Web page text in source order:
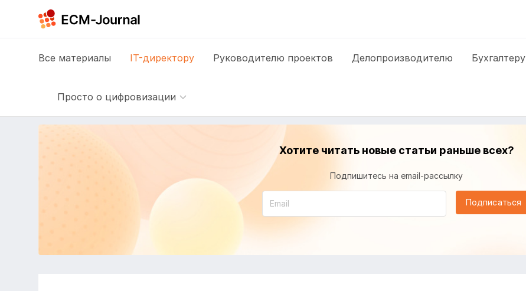
Все материалы IT-директору Руководителю проектов Делопроизводителю Бухгалтеру
Просто о цифровизации
Хотите читать новые статьи раньше всех?
Подпишитесь на email-рассылку
Подписаться